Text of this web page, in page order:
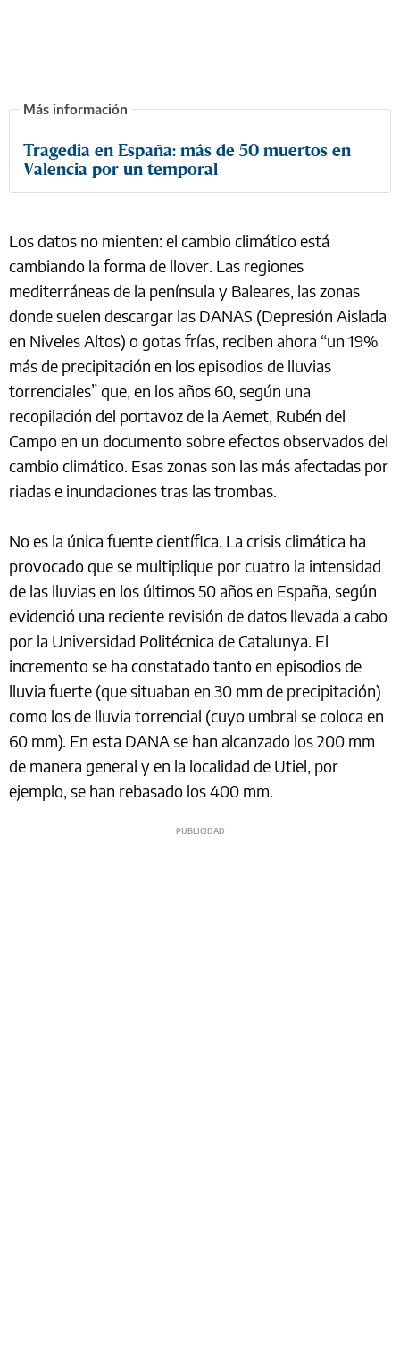
Tragedia en España: más de 50 muertos en
Valencia por un temporal
Los datos no mienten: el cambio climático está
cambiando la forma de llover. Las regiones
mediterráneas de la península y Baleares, las zonas
donde suelen descargar las DANAS (Depresión Aislada
en Niveles Altos) o gotas frías, reciben ahora “un 19%
más de precipitación en los episodios de lluvias
torrenciales” que, en los años 60, según una
recopilación del portavoz de la Aemet, Rubén del
Campo en un documento sobre efectos observados del
cambio climático. Esas zonas son las más afectadas por
riadas e inundaciones tras las trombas.
No es la única fuente científica. La crisis climática ha
provocado que se multiplique por cuatro la intensidad
de las lluvias en los últimos 50 años en España, según
evidenció una reciente revisión de datos llevada a cabo
por la Universidad Politécnica de Catalunya. El
incremento se ha constatado tanto en episodios de
lluvia fuerte (que situaban en 30 mm de precipitación)
como los de lluvia torrencial (cuyo umbral se coloca en
60 mm). En esta DANA se han alcanzado los 200 mm
de manera general y en la localidad de Utiel, por
ejemplo, se han rebasado los 400 mm.